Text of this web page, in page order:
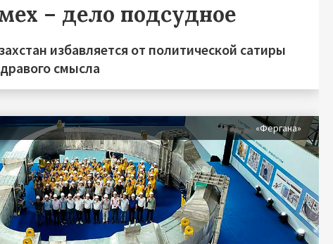
– дело подсудное
избавляется от политической сатиры
смысла
«Фергана»